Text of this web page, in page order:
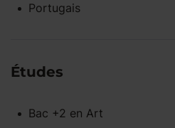
Portugais
Études
Bac +2 en Art